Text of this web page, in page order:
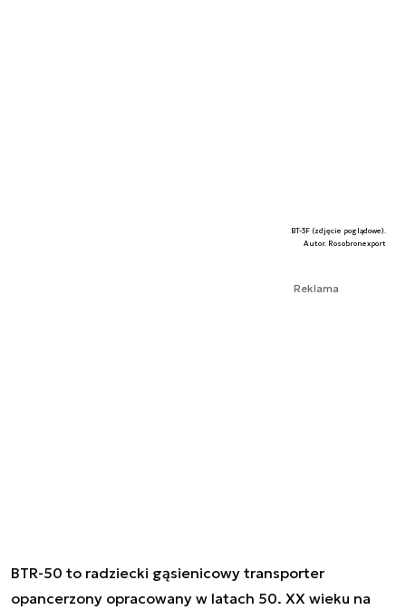
BT-3F (zdjęcie poglądowe).
Autor. Rosobronexport
Reklama
BTR-50 to radziecki gąsienicowy transporter
opancerzony opracowany w latach 50. XX wieku na